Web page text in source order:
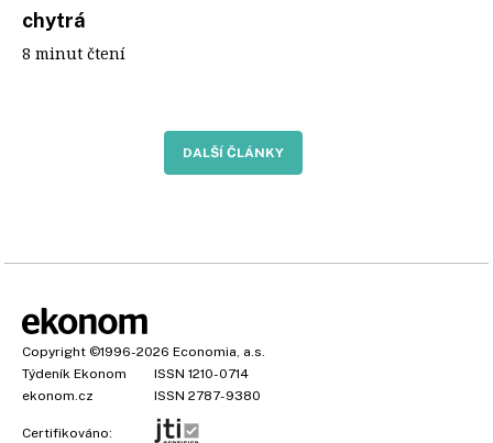
chytrá
8 minut čtení
DALŠÍ ČLÁNKY
Copyright ©1996-2026 Economia, a.s.
Týdeník Ekonom
ISSN 1210-0714
ekonom.cz
ISSN 2787-9380
Certifikováno: